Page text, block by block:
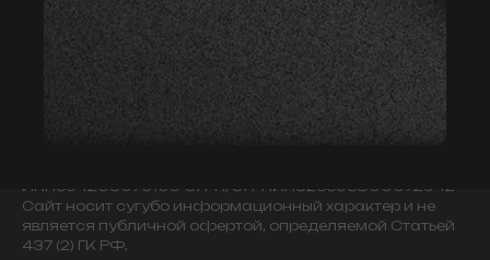
ИНН594203076109 ОГРН/ОГРНИП325595800072942
Сайт носит сугубо информационный характер и не
является публичной офертой, определяемой Статьей
437 (2) ГК РФ.